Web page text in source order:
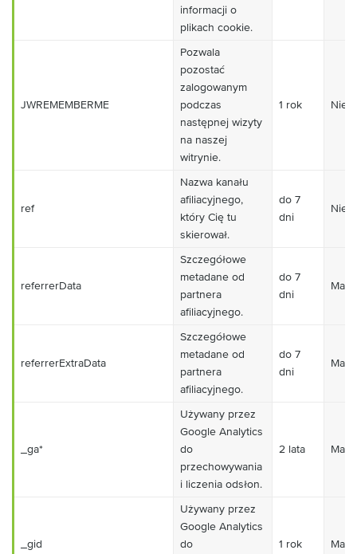
informacji o
plikach cookie.
JWREMEMBERME
Pozwala
pozostać
zalogowanym
podczas
następnej wizyty
na naszej
witrynie.
1 rok
ref
Nazwa kanału
afiliacyjnego,
który Cię tu
skierował.
do 7
dni
referrerData
Szczegółowe
metadane od
partnera
afiliacyjnego.
do 7
dni
referrerExtraData
Szczegółowe
metadane od
partnera
afiliacyjnego.
do 7
dni
_ga*
Używany przez
Google Analytics
do
przechowywania
i liczenia odsłon.
2 lata
_gid
Używany przez
Google Analytics
do
1 rok